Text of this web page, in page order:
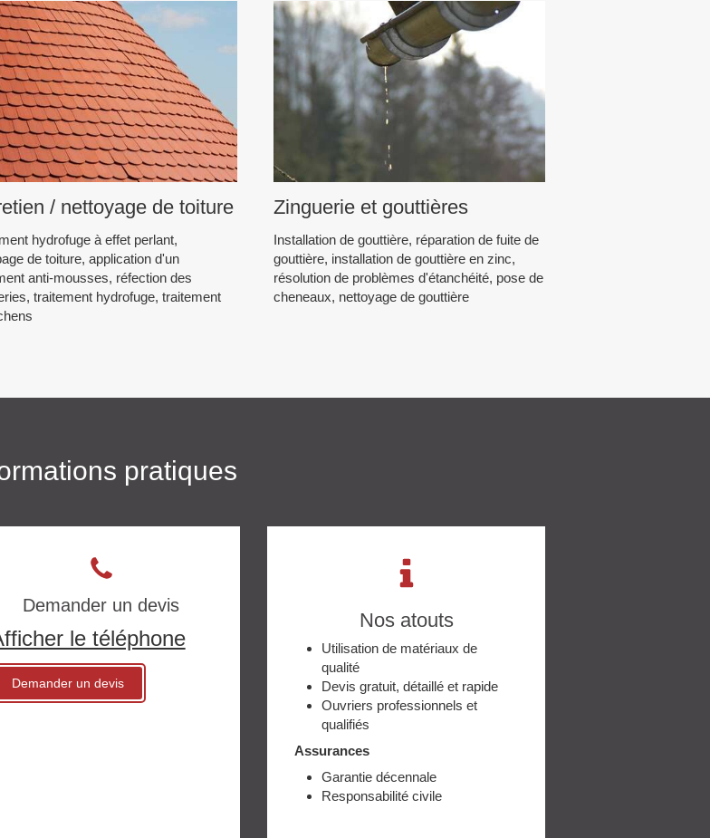
/ nettoyage de toiture
hydrofuge à effet perlant,
de toiture, application d'un
anti-mousses, réfection des
traitement hydrofuge, traitement
Zinguerie et gouttières
Installation de gouttière, réparation de fuite de
gouttière, installation de gouttière en zinc,
résolution de problèmes d'étanchéité, pose de
cheneaux, nettoyage de gouttière
pratiques
Demander un devis
le téléphone
Demander un devis
Nos atouts
Utilisation de matériaux de
qualité
Devis gratuit, détaillé et rapide
Ouvriers professionnels et
qualifiés
Assurances
Garantie décennale
Responsabilité civile